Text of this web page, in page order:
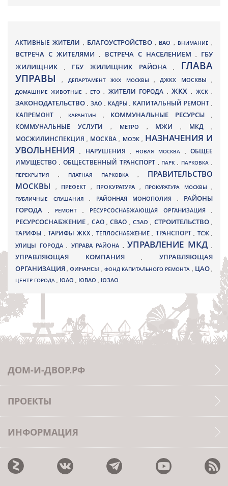
АКТИВНЫЕ ЖИТЕЛИ , БЛАГОУСТРОЙСТВО , ВАО , ВНИМАНИЕ ,
ВСТРЕЧА С ЖИТЕЛЯМИ, ВСТРЕЧА С НАСЕЛЕНИЕМ , ГБУ
ЖИЛИЩНИК
, ГБУ ЖИЛИЩНИК РАЙОНА, ГЛАВА
УПРАВЫ, ДЕПАРТАМЕНТ ЖКХ МОСКВЫ ,ДЖКХ МОСКВЫ ,
ДОМАШНИЕ ЖИВОТНЫЕ , ЕТО, ЖИТЕЛИ ГОРОДА , ЖКХ, ЖСК,
ЗАКОНОДАТЕЛЬСТВО , ЗАО , КАДРЫ, КАПИТАЛЬНЫЙ РЕМОНТ ,
КАПРЕМОНТ , КАРАНТИН , КОММУНАЛЬНЫЕ РЕСУРСЫ,
КОММУНАЛЬНЫЕ УСЛУГИ , МЕТРО , МЖИ, МКД ,
МОСЖИЛИНСПЕКЦИЯ, МОСКВА , МОЭК , НАЗНАЧЕНИЯ И
УВОЛЬНЕНИЯ, НАРУШЕНИЯ , НОВАЯ МОСКВА ,ОБЩЕЕ
ИМУЩЕСТВО , ОБЩЕСТВЕННЫЙ ТРАНСПОРТ , ПАРК, ПАРКОВКА ,
ПЕРЕКРЫТИЯ , ПЛАТНАЯ ПАРКОВКА , ПРАВИТЕЛЬСТВО
МОСКВЫ
, ПРЕФЕКТ , ПРОКУРАТУРА , ПРОКУРАТУРА МОСКВЫ ,
ПУБЛИЧНЫЕ СЛУШАНИЯ , РАЙОННАЯ МОНОПОЛИЯ , РАЙОНЫ
ГОРОДА
, РЕМОНТ , РЕСУРСОСНАБЖАЮЩАЯ ОРГАНИЗАЦИЯ ,
РЕСУРСОСНАБЖЕНИЕ, САО,СВАО ,СЗАО, СТРОИТЕЛЬСТВО,
ТАРИФЫ , ТАРИФЫ ЖКХ , ТЕПЛОСНАБЖЕНИЕ , ТРАНСПОРТ , ТСЖ ,
УЛИЦЫ ГОРОДА , УПРАВА РАЙОНА , УПРАВЛЕНИЕ МКД ,
УПРАВЛЯЮЩАЯ КОМПАНИЯ,УПРАВЛЯЮЩАЯ
ОРГАНИЗАЦИЯ,ФИНАНСЫ , ФОНД КАПИТАЛЬНОГО РЕМОНТА , ЦАО,
ЦЕНТР ГОРОДА , ЮАО , ЮВАО , ЮЗАО
ДОМ-И-ДВОР.РФ
ПРОЕКТЫ
ИНФОРМАЦИЯ